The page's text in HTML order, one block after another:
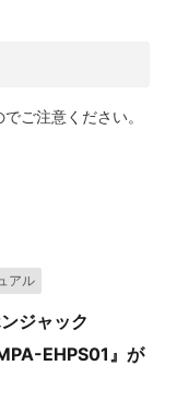
ご注意ください。
アル
ジャック
EHPS01』が